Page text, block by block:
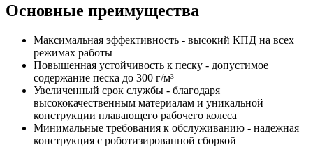
Основные преимущества
Максимальная эффективность - высокий КПД на всех
режимах работы
Повышенная устойчивость к песку - допустимое
содержание песка до 300 г/м³
Увеличенный срок службы - благодаря
высококачественным материалам и уникальной
конструкции плавающего рабочего колеса
Минимальные требования к обслуживанию - надежная
конструкция с роботизированной сборкой